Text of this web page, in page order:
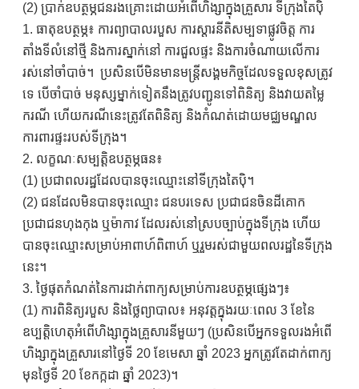
(2) ប្រាក់ឧបត្ថម្ភជនរងគ្រោះដោយអំពើហិង្សាក្នុងគ្រួសារ ទីក្រុងតៃប៉ិ
1. ធាតុឧបត្ថម្ភ៖ ការព្យាបាលរបួស ការស្តារនីតិសម្បទាផ្លូវចិត្ត ការ
តាំងទីលំនៅថ្មី និងការស្នាក់នៅ ការជួលផ្ទះ និងការចំណាយលើការ
រស់នៅចាំបាច់។ ប្រសិនបើមិនមានមន្ត្រីសង្គមកិច្ចដែលទទួលខុសត្រូវ
ទេ បើចាំបាច់ មនុស្សម្នាក់ទៀតនឹងត្រូវបញ្ជូនទៅពិនិត្យ និងវាយតម្លៃ
ករណី ហើយករណីនេះត្រូវតែពិនិត្យ និងកំណត់ដោយមជ្ឈមណ្ឌល
ការពារផ្ទះរបស់ទីក្រុង។
2. លក្ខណៈសម្បត្តិឧបត្ថម្ភធន៖
(1) ប្រជាពលរដ្ឋដែលបានចុះឈ្មោះនៅទីក្រុងតៃប៉ិ។
(2) ជនដែលមិនបានចុះឈ្មោះ ជនបរទេស ប្រជាជនចិនដីគោក
ប្រជាជនហុងកុង ឬម៉ាកាវ ដែលរស់នៅស្របច្បាប់ក្នុងទីក្រុង ហើយ
បានចុះឈ្មោះសម្រាប់អាពាហ៍ពិពាហ៍ ឬរួមរស់ជាមួយពលរដ្ឋនៃទីក្រុង
នេះ។
3. ថ្ងៃផុតកំណត់នៃការដាក់ពាក្យសម្រាប់ការឧបត្ថម្ភផ្សេងៗ៖
(1) ការពិនិត្យរបួស និងថ្លៃព្យាបាល៖ អនុវត្តក្នុងរយៈពេល 3 ខែនៃ
ឧប្បត្តិហេតុអំពើហិង្សាក្នុងគ្រួសារនីមួយៗ (ប្រសិនបើអ្នកទទួលរងអំពើ
ហិង្សាក្នុងគ្រួសារនៅថ្ងៃទី 20 ខែមេសា ឆ្នាំ 2023 អ្នកត្រូវតែដាក់ពាក្យ
មុនថ្ងៃទី 20 ខែកក្កដា ឆ្នាំ 2023)។